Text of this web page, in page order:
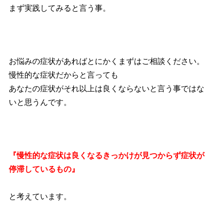
まず実践してみると言う事。
お悩みの症状があればとにかくまずはご相談ください。
慢性的な症状だからと言っても
あなたの症状がそれ以上は良くならないと言う事ではな
いと思うんです。
『慢性的な症状は良くなるきっかけが見つからず症状が
停滞しているもの』
と考えています。